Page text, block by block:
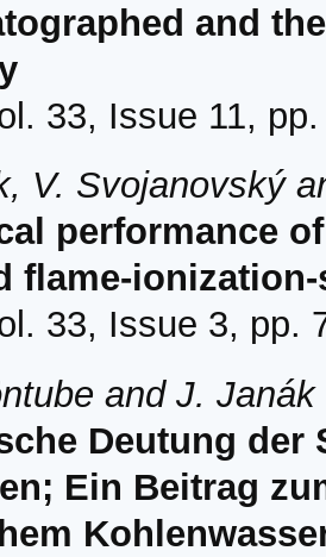
and
33, Issue 11,
V. Svojanovský
performance
flame-
33, Issue 3, pp.
and J. Janák
Deutung der
Ein Beitrag